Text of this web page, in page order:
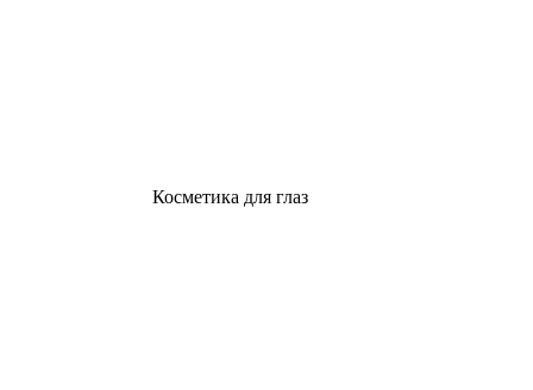
Косметика для глаз